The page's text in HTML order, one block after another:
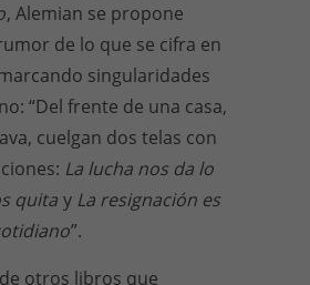
, Alemian se propone
de lo que se cifra en
singularidades
“Del frente de una casa,
cuelgan dos telas con
La lucha nos da lo
quita y La resignación es
”.
otros libros que